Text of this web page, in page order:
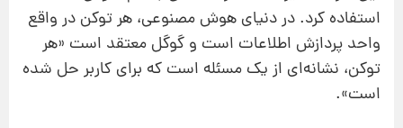
استفاده کرد. در دنیای هوش مصنوعی، هر توکن در واقع
واحد پردازش اطلاعات است و گوگل معتقد است «هر
توکن، نشانه‌ای از یک مسئله است که برای کاربر حل شده
است».